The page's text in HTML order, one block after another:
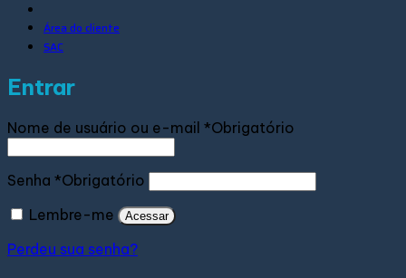
Área do cliente
SAC
Entrar
Nome de usuário ou e-mail *Obrigatório
Senha *Obrigatório
Lembre-me
Acessar
Perdeu sua senha?